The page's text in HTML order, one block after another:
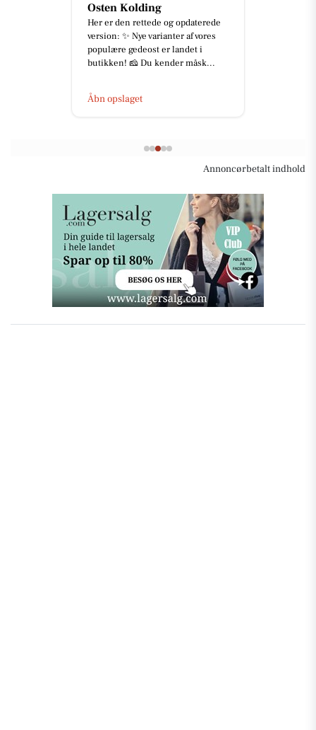
Osten Kolding
Her er den rettede og opdaterede
version: ✨ Nye varianter af vores
populære gedeost er landet i
butikken! 🧀 Du kender måsk...
Åbn opslaget
Annoncørbetalt indhold